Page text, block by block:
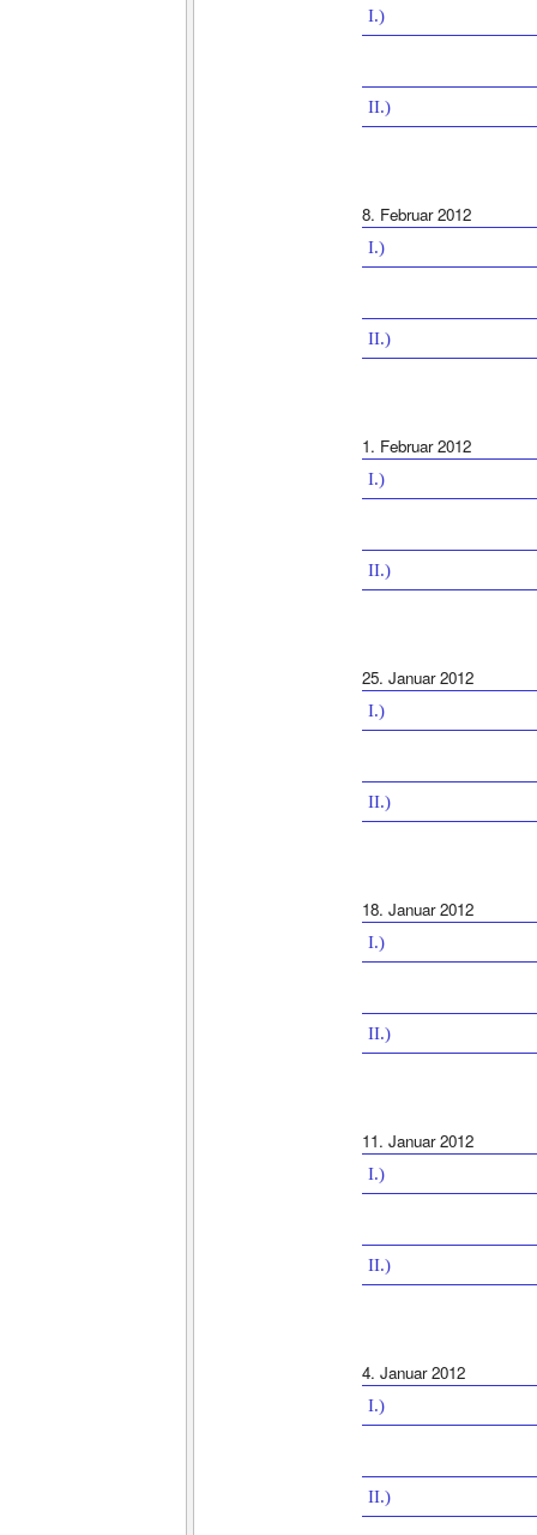
I.)
II.)
8. Februar 2012
I.)
II.)
1. Februar 2012
I.)
II.)
25. Januar 2012
I.)
II.)
18. Januar 2012
I.)
II.)
11. Januar 2012
I.)
II.)
4. Januar 2012
I.)
II.)